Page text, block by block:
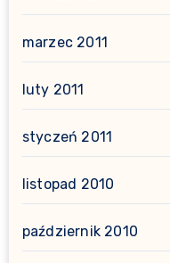
marzec 2011
luty 2011
styczeń 2011
listopad 2010
październik 2010